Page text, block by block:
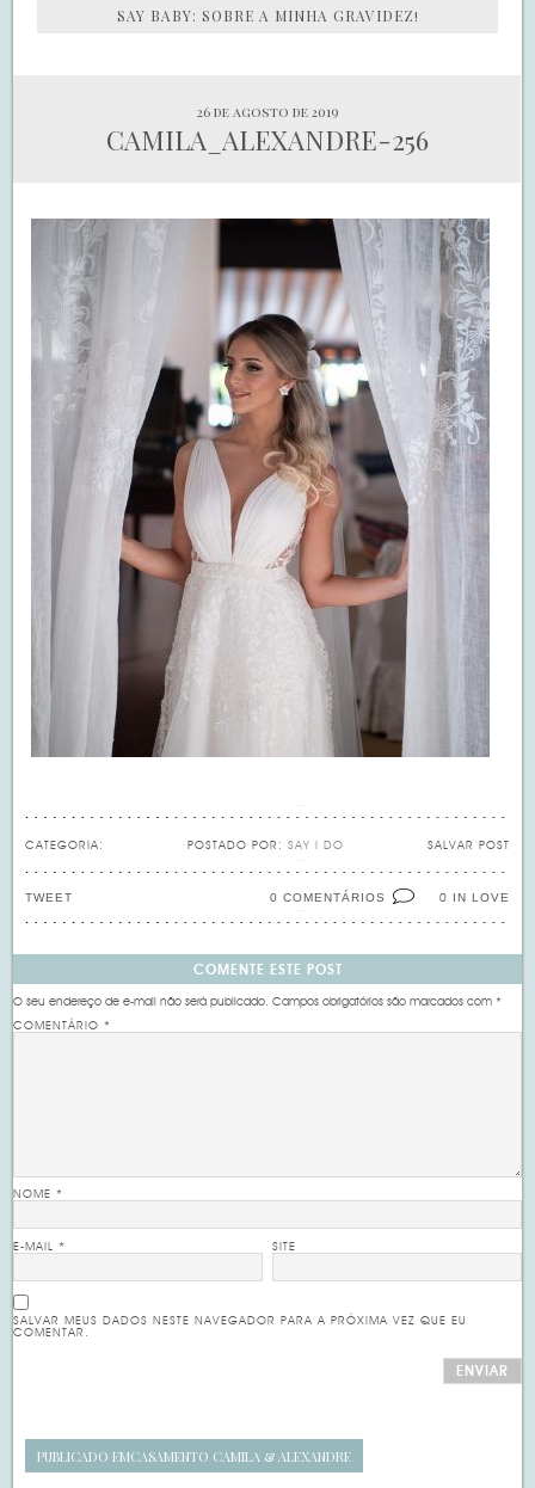
SAY BABY: SOBRE A MINHA GRAVIDEZ!
26 de agosto de 2019
CAMILA_ALEXANDRE-256
CATEGORIA: SALVAR POST
POSTADO POR: SAY I DO
0 IN LOVE
0 COMENTÁRIOS
TWEET
COMENTE ESTE POST
O seu endereço de e-mail não será publicado. Campos obrigatórios são marcados com*
COMENTÁRIO*
NOME*
E-MAIL* SITE
SALVAR MEUS DADOS NESTE NAVEGADOR PARA A PRÓXIMA VEZ QUE EU
COMENTAR.
PUBLICADO EMCASAMENTO CAMILA & ALEXANDRE